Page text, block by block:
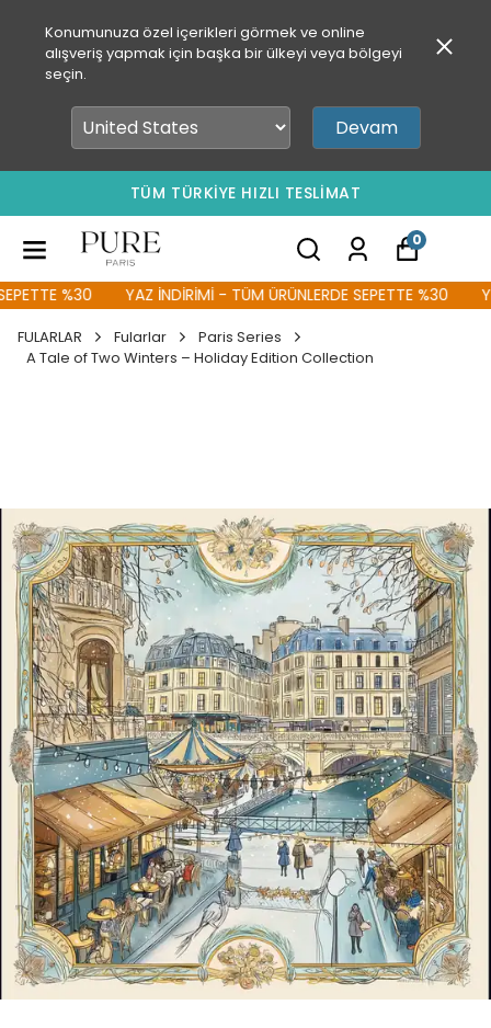
Konumunuza özel içerikleri görmek ve online
alışveriş yapmak için başka bir ülkeyi veya bölgeyi
seçin.
Devam
TÜM TÜRKİYE HIZLI TESLİMAT
0
%30 YAZ İNDİRİMİ - TÜM ÜRÜNLERDE SEPETTE %30
FULARLAR Fularlar
Paris Series
A Tale of Two Winters – Holiday Edition Collection